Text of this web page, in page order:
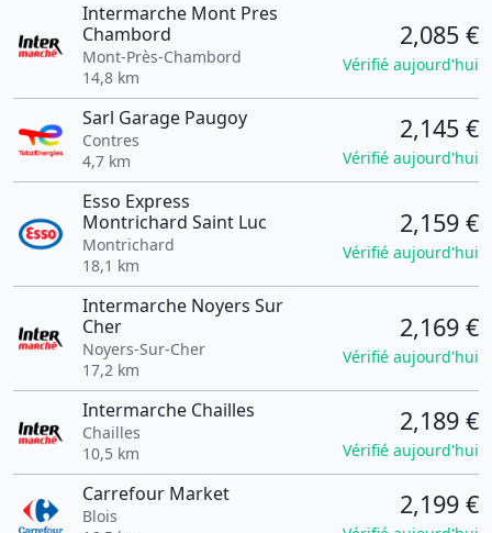
Intermarche Mont Pres
Chambord
Mont-Près-Chambord
14,8 km
2,085 €
Vérifié aujourd'hui
Sarl Garage Paugoy
Contres
4,7 km
2,145 €
Vérifié aujourd'hui
Esso Express
Montrichard Saint Luc
Montrichard
18,1 km
2,159 €
Vérifié aujourd'hui
Intermarche Noyers Sur
Cher
Noyers-Sur-Cher
17,2 km
2,169 €
Vérifié aujourd'hui
Intermarche Chailles
Chailles
10,5 km
2,189 €
Vérifié aujourd'hui
Carrefour Market
Blois
2,199 €